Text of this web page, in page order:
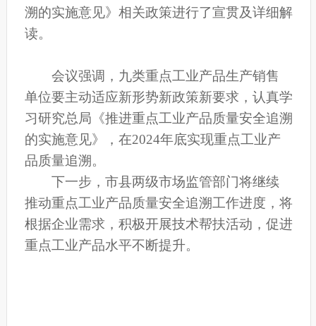
溯的实施意见》相关政策进行了宣贯及详细解
读。
会议强调，九类重点工业产品生产销售
单位要主动适应新形势新政策新要求，认真学
习研究总局《推进重点工业产品质量安全追溯
的实施意见》，在2024年底实现重点工业产
品质量追溯。
下一步，市县两级市场监管部门将继续
推动重点工业产品质量安全追溯工作进度，将
根据企业需求，积极开展技术帮扶活动，促进
重点工业产品水平不断提升。